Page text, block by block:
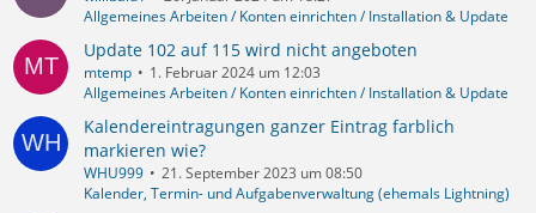
Allgemeines Arbeiten / Konten einrichten / Installation & Update
Update 102 auf 115 wird nicht angeboten
mtemp
1. Februar 2024 um 12:03
Allgemeines Arbeiten / Konten einrichten / Installation & Update
Kalendereintragungen ganzer Eintrag farblich
markieren wie?
WHU999
21. September 2023 um 08:50
Kalender, Termin- und Aufgabenverwaltung (ehemals Lightning)